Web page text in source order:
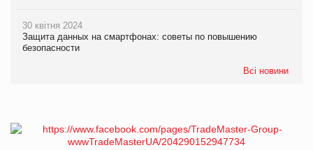
30 квітня 2024
Защита данных на смартфонах: советы по повышению
безопасности
Всі новини